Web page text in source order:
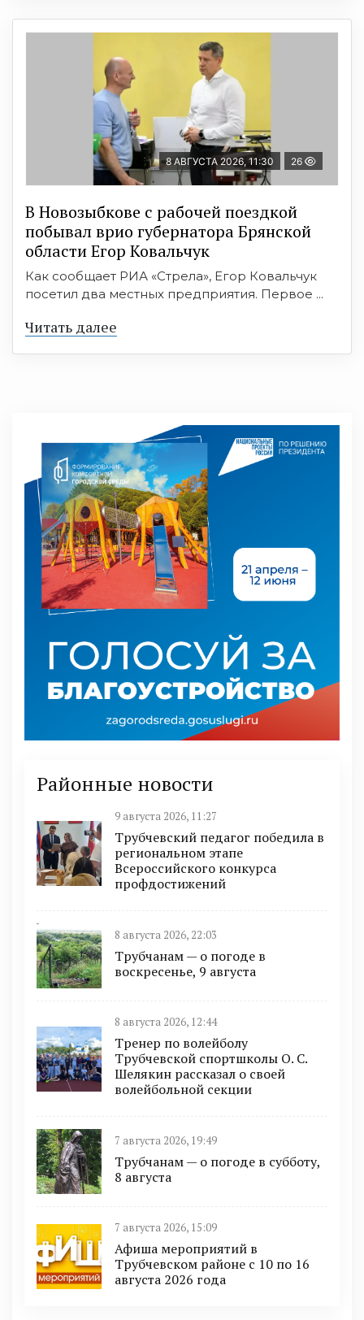
8 АВГУСТА 2026, 11:30 26
В Новозыбкове с рабочей поездкой
побывал врио губернатора Брянской
области Егор Ковальчук
Как сообщает РИА «Стрела», Егор Ковальчук
посетил два местных предприятия. Первое ...
Читать далее
Районные новости
9 августа 2026, 11:27
Трубчевский педагог победила в
региональном этапе
Всероссийского конкурса
профдостижений
8 августа 2026, 22:03
Трубчанам — о погоде в
воскресенье, 9 августа
8 августа 2026, 12:44
Тренер по волейболу
Трубчевской спортшколы О. С.
Шелякин рассказал о своей
волейбольной секции
7 августа 2026, 19:49
Трубчанам — о погоде в субботу,
8 августа
7 августа 2026, 15:09
Афиша мероприятий в
Трубчевском районе с 10 по 16
августа 2026 года